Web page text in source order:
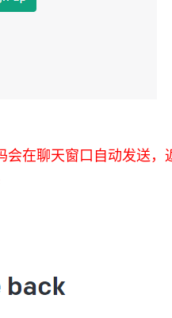
会在聊天窗口自动发送